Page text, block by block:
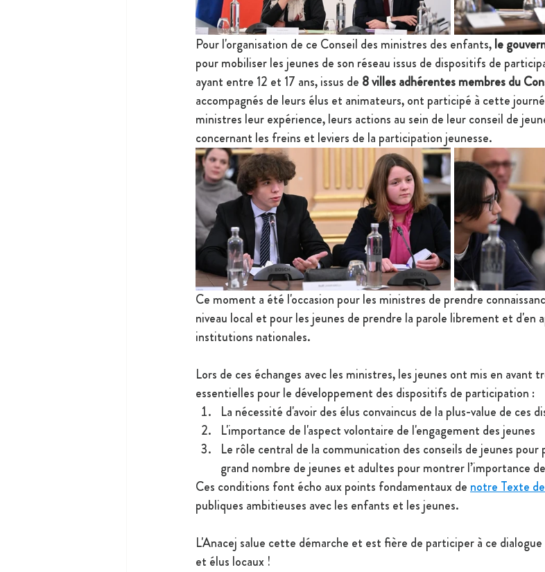
Pour l'organisation de ce Conseil des ministres des enfants, le
pour mobiliser les jeunes de son réseau issus de dispositifs de
ayant entre 12 et 17 ans, issus de 8 villes adhérentes membres du
accompagnés de leurs élus et animateurs, ont participé à cette
ministres leur expérience, leurs actions au sein de leur conseil de
concernant les freins et leviers de la participation jeunesse.
Ce moment a été l'occasion pour les ministres de prendre
niveau local et pour les jeunes de prendre la parole librement et d'en
institutions nationales.
Lors de ces échanges avec les ministres, les jeunes ont mis en avant
essentielles pour le développement des dispositifs de participation :
La nécessité d'avoir des élus convaincus de la plus-value de ces
L'importance de l'aspect volontaire de l'engagement des jeunes
Le rôle central de la communication des conseils de jeunes pour
grand nombre de jeunes et adultes pour montrer l’importance
Ces conditions font écho aux points fondamentaux de notre Texte
publiques ambitieuses avec les enfants et les jeunes.
L'Anacej salue cette démarche et est fière de participer à ce
et élus locaux !